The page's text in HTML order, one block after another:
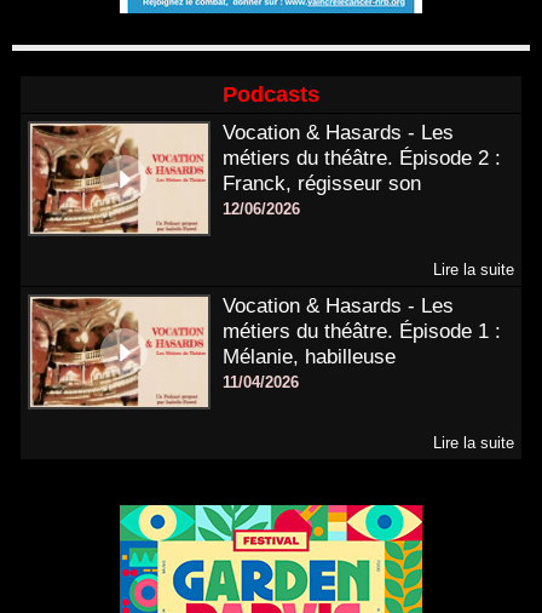
Podcasts
Vocation & Hasards - Les
métiers du théâtre. Épisode 2 :
Franck, régisseur son
12/06/2026
Lire la suite
Vocation & Hasards - Les
métiers du théâtre. Épisode 1 :
Mélanie, habilleuse
11/04/2026
Lire la suite